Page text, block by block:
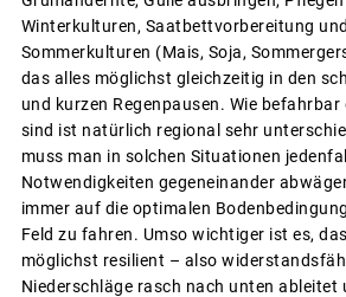
Winterkulturen, Saatbettvorbereitung
Sommerkulturen (Mais, Soja,
das alles möglichst gleichzeitig in den
und kurzen Regenpausen. Wie
sind ist natürlich regional sehr
muss man in solchen Situationen
Notwendigkeiten gegeneinander
immer auf die optimalen
Feld zu fahren. Umso wichtiger ist es,
möglichst resilient – also
Niederschläge rasch nach unten ableitet